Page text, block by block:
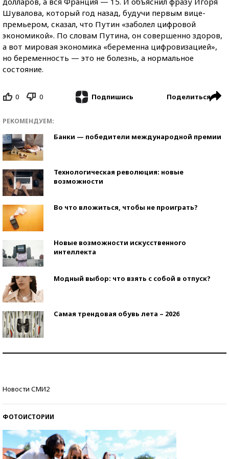
Шувалова, который год назад, будучи первым вице-
премьером, сказал, что Путин «заболел цифровой
экономикой». По словам Путина, он совершенно здоров,
а вот мировая экономика «беременна цифровизацией»,
но беременность — это не болезнь, а нормальное
состояние.
0 0 Подпишись Поделиться
РЕКОМЕНДУЕМ:
Банки — победители международной премии
Технологическая революция: новые
возможности
Во что вложиться, чтобы не проиграть?
Новые возможности искусственного
интеллекта
Модный выбор: что взять с собой в отпуск?
Самая трендовая обувь лета – 2026
Новости СМИ2
ФОТОИСТОРИИ